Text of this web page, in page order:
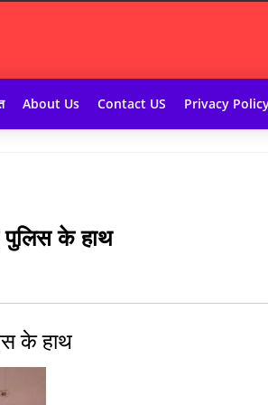
About Us Contact US Privacy
पुलिस के हाथ
के हाथ